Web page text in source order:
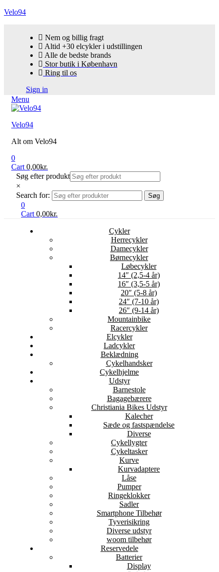
Velo94
Nem og billig fragt
Altid +30 elcykler i udstillingen
Alle de bedste brands
Stor butik i København
Ring til os
Sign in
Menu
Velo94
Alt om Velo94
0
Cart 0,00kr.
Søg efter produkt
×
Search for:
Søg
0
Cart 0,00kr.
Cykler
Herrecykler
Damecykler
Børnecykler
Løbecykler
14″ (2,5-4 år)
16″ (3,5-5 år)
20″ (5-8 år)
24″ (7-10 år)
26″ (9-14 år)
Mountainbike
Racercykler
Elcykler
Ladcykler
Beklædning
Cykelhandsker
Cykelhjelme
Udstyr
Barnestole
Bagagebærere
Christiania Bikes Udstyr
Kalecher
Sæde og fastspændelse
Diverse
Cykellygter
Cykeltasker
Kurve
Kurvadaptere
Låse
Pumper
Ringeklokker
Sadler
Smartphone Tilbehør
Tyverisikring
Diverse udstyr
woom tilbehør
Reservedele
Batterier
Display